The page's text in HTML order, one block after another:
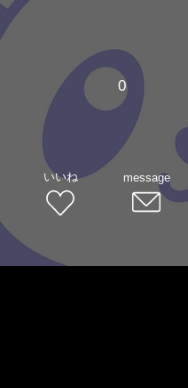
0
いいね message